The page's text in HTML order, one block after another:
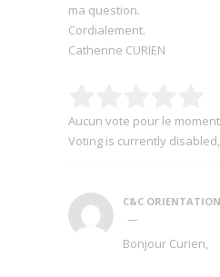
ma question.
Cordialement.
Catherine CURIEN
Aucun vote pour le moment
Voting is currently
C&C ORIENTATION
—
Bonjour Curien,